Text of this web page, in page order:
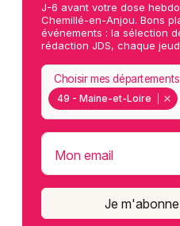
J-6 avant votre dose
Chemillé-en-Anjou. Bons
événements : la sélection
rédaction JDS, chaque
49 - Maine-et-Loire
Choisir mes départements
Mon email
Je m'abonne